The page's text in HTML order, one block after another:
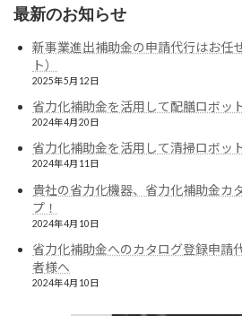
最新のお知らせ
新事業進出補助金の申請代行はお任
ト）
2025年5月12日
省力化補助金を活用して配膳ロボッ
2024年4月20日
省力化補助金を活用して清掃ロボッ
2024年4月11日
貴社の省力化機器、省力化補助金カ
プ！
2024年4月10日
省力化補助金へのカタログ登録申請
者様へ
2024年4月10日